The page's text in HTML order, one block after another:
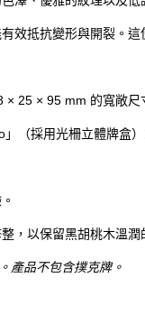
效抵抗變形與開裂。
25 × 95 mm 的寬敞尺
（採用光柵立體牌盒
，以保留黑胡桃木溫
產品不包含撲克牌。